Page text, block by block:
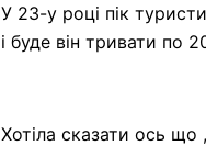
У 23-у році пік
і буде він тривати по
Хотіла сказати ось що